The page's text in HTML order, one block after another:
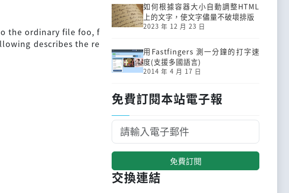
the ordinary file foo, f
describes the re
如何根據容器大小自動調整HTML
上的文字，使文字儘量不破壞排版
2023 年 12 月 23 日
用Fastfingers 測一分鐘的打字速
度(支援多國語言)
2014 年 4 月 17 日
免費訂閱本站電子報
免費訂閱
交換連結